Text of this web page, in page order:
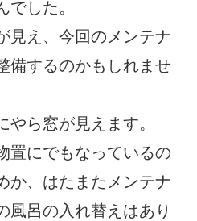
でした。
見え、今回のメンテナ
備するのかもしれませ
ら窓が見えます。
置にでもなっているの
か、はたまたメンテナ
風呂の入れ替えはあり